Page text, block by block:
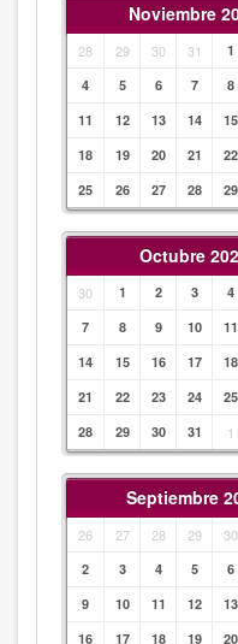
Noviembre
28 29 30 31 1
4
5 6 7 8
11
12 13 14 15
18
19 20 21 22
25
26 27 28 29
Octubre
30 1 2 3 4
7
8 9 10 11
14
15 16 17 18
21
22 23 24 25
28
29 30 31 1
Septiembre
26 27 28 29 30
2 3 4 5 6
9
10 11 12 13
16
17 18 19 20